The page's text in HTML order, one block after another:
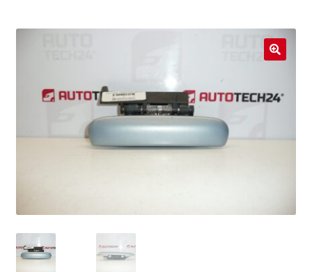
Moje konto
Procedura reklamacyjna